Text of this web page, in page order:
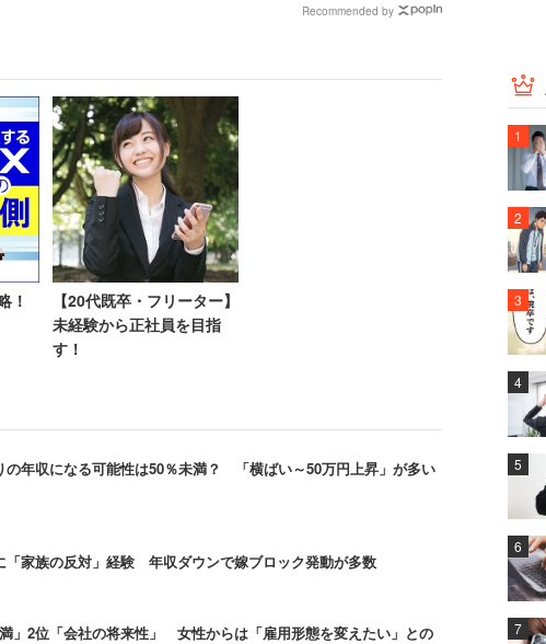
23％）、以降「年収交渉が可能な企業であるこ
何か」も聞いた。コンセプチュアルスキルで
をつかみ言葉で表わす）」（53％）、「類推
）」（45％）、「意味化（ビジョンを描
能力」（76％）、「リーダーシップ（統率力、調
キル（提案力）」（46％）、テクニカルスキルで
円低い女性のやる気は消滅
Recommended by
！
【20代既卒・フリーター】
未経験から正社員を目指
す！
の年収になる可能性は50％未満？ 「横ばい～50万円上昇」が多い
「家族の反対」経験 年収ダウンで嫁ブロック発動が多数
」2位「会社の将来性」 女性からは「雇用形態を変えたい」との